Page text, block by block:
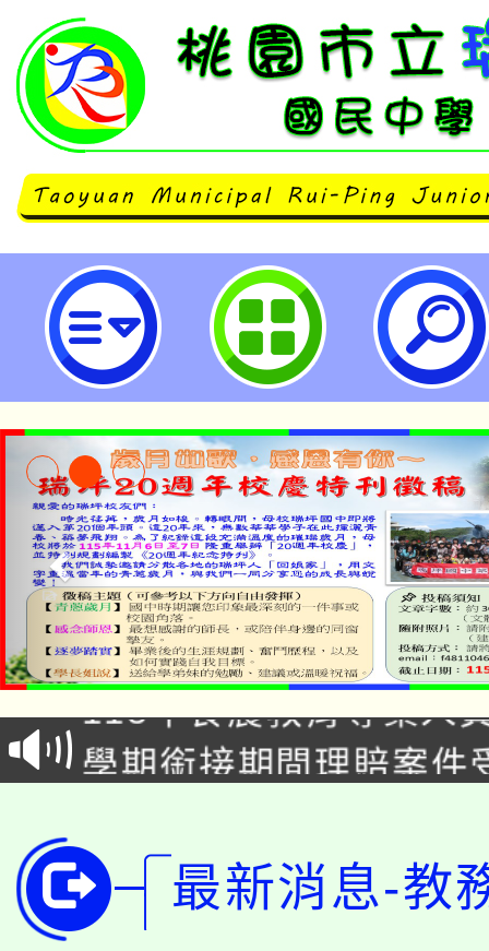
清華大學臺灣語言研究與教學研究
雙語教學研習課程》-桃園市立瑞
淨零綠生活教案入校路
會
115年食農教育專業人
程
學期銜接期間理賠案件
版
公告本校115學年度第
代理(課)教師甄選結果(
「2026金融保險知識
最新消息-教